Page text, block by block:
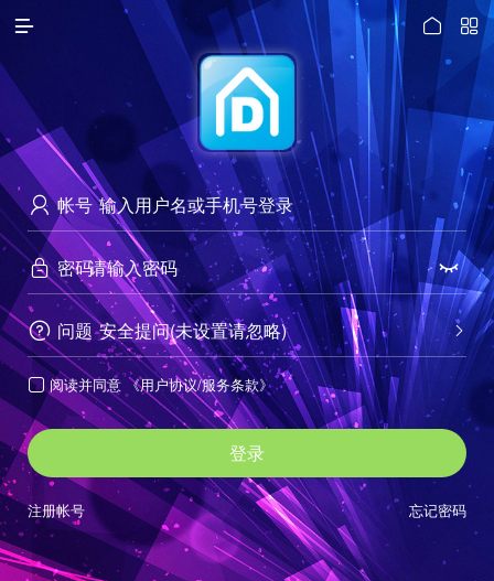
 

 帐号
 密码 
 问题 
安全提问(未设置请忽略)
 阅读并同意 《用户协议/服务条款》
登录
忘记密码
注册帐号